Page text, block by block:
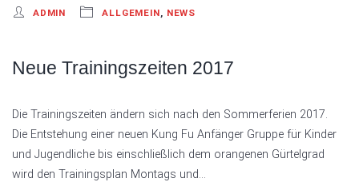
ADMIN ALLGEMEIN NEWS
Neue Trainingszeiten 2017
Die Trainingszeiten ändern sich nach den Sommerferien 2017.
Die Entstehung einer neuen Kung Fu Anfänger Gruppe für Kinder
und Jugendliche bis einschließlich dem orangenen Gürtelgrad
wird den Trainingsplan Montags und…